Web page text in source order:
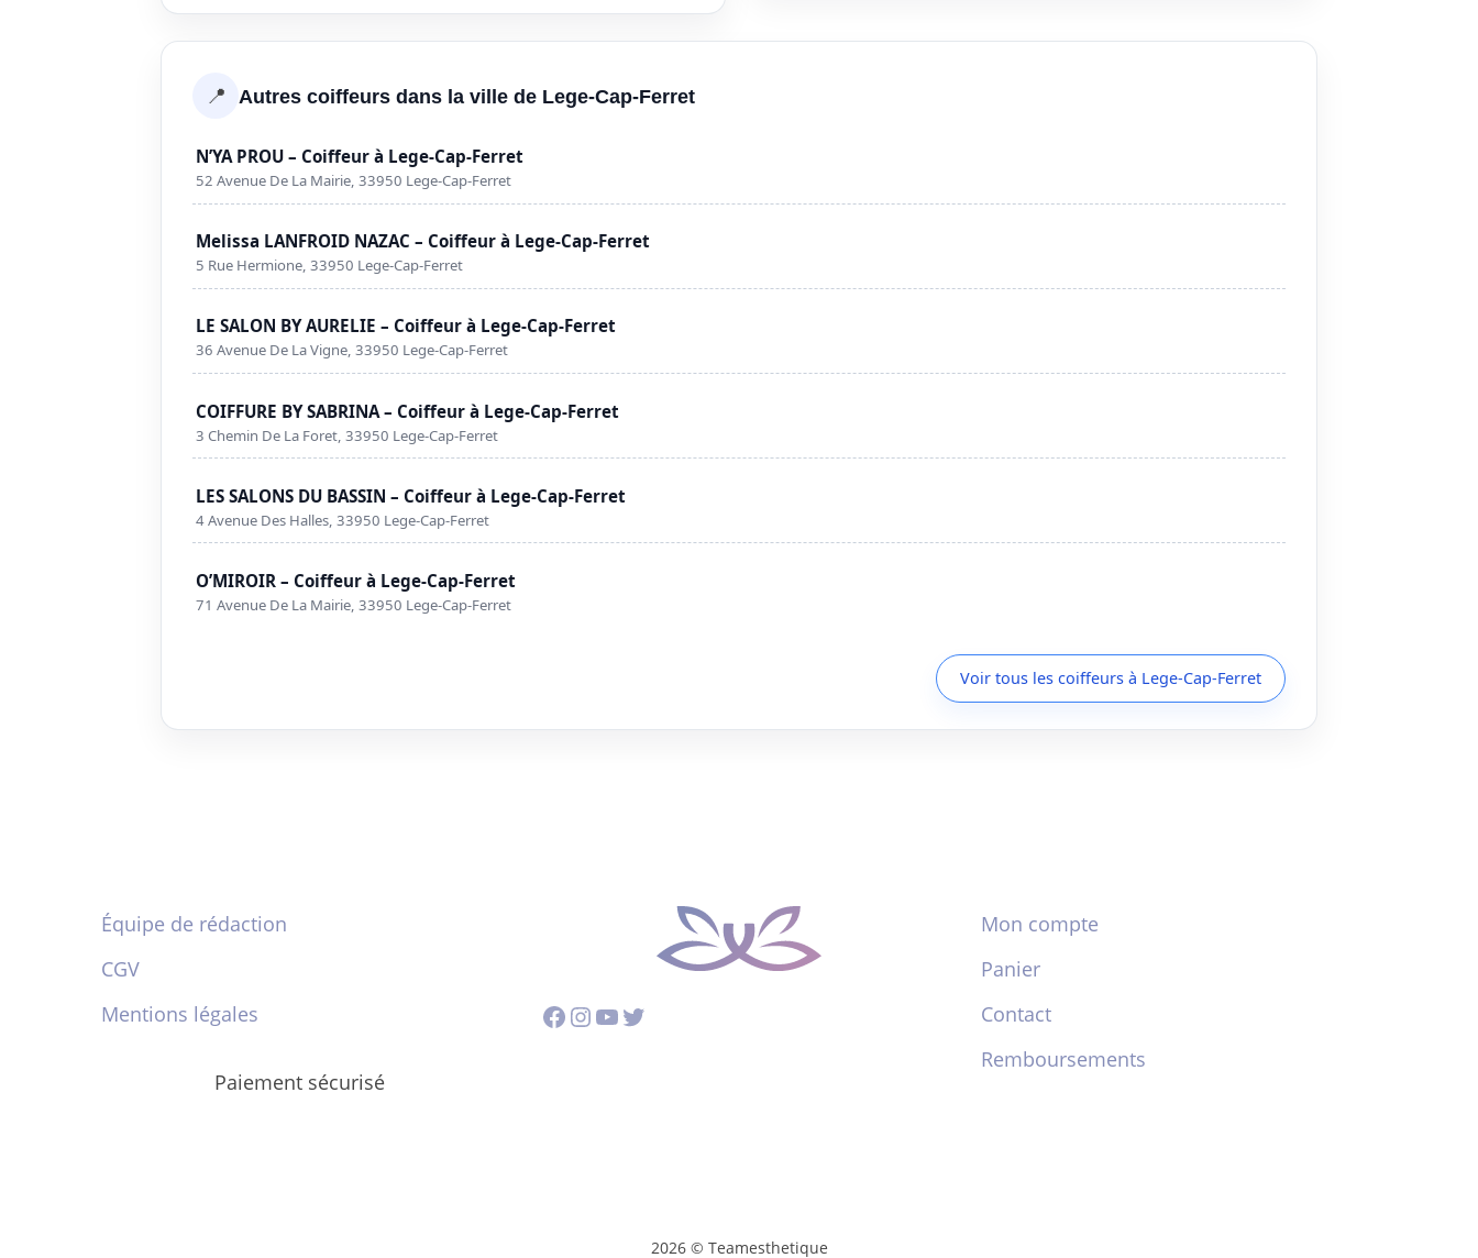
📍 Autres coiffeurs dans la ville de Lege-Cap-Ferret
N’YA PROU – Coiffeur à Lege-Cap-Ferret
52 Avenue De La Mairie, 33950 Lege-Cap-Ferret
Melissa LANFROID NAZAC – Coiffeur à Lege-Cap-Ferret
5 Rue Hermione, 33950 Lege-Cap-Ferret
LE SALON BY AURELIE – Coiffeur à Lege-Cap-Ferret
36 Avenue De La Vigne, 33950 Lege-Cap-Ferret
COIFFURE BY SABRINA – Coiffeur à Lege-Cap-Ferret
3 Chemin De La Foret, 33950 Lege-Cap-Ferret
LES SALONS DU BASSIN – Coiffeur à Lege-Cap-Ferret
4 Avenue Des Halles, 33950 Lege-Cap-Ferret
O’MIROIR – Coiffeur à Lege-Cap-Ferret
71 Avenue De La Mairie, 33950 Lege-Cap-Ferret
Voir tous les coiffeurs à Lege-Cap-Ferret
Équipe de rédaction
CGV
Mentions légales
Paiement sécurisé
Facebook
Instagram
YouTube
Twitter
Mon compte
Panier
Contact
Remboursements
2026 © Teamesthetique